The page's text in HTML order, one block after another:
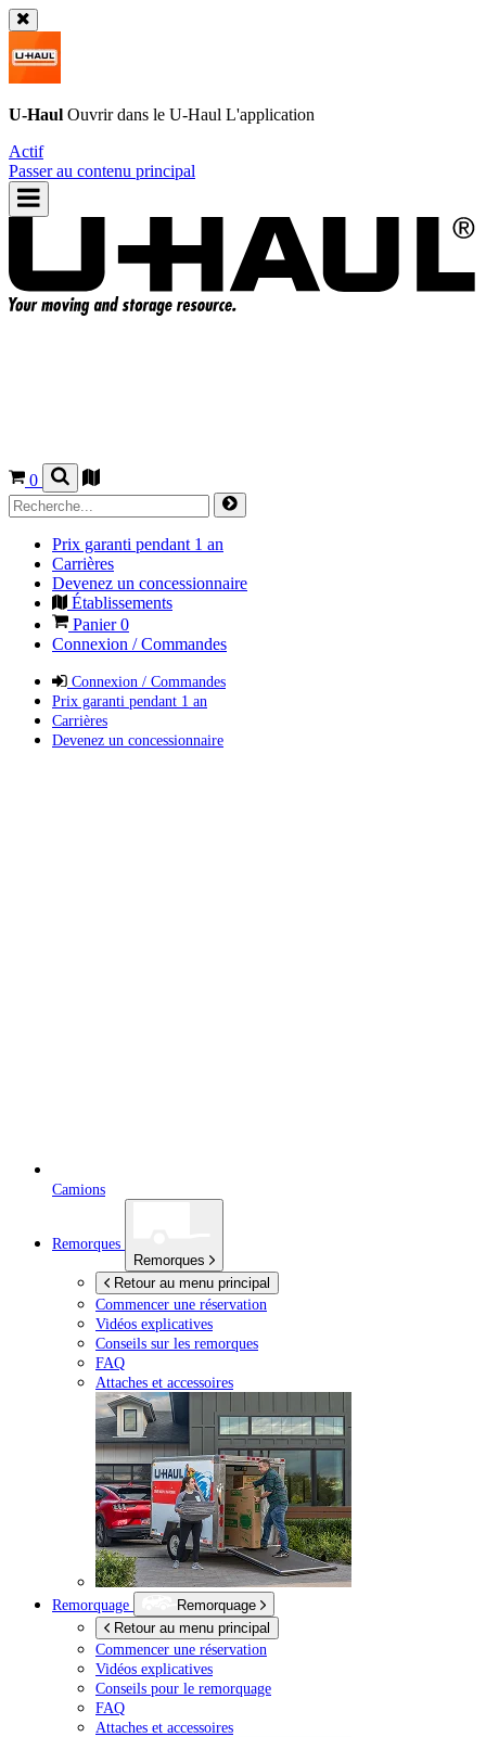
U-Haul Ouvrir dans le U-Haul L'application
Actif
Passer au contenu principal
0
Prix garanti pendant 1 an
Carrières
Devenez un concessionnaire
Établissements
Panier0
Connexion / Commandes
Connexion / Commandes
Prix garanti pendant 1 an
Carrières
Devenez un concessionnaire
Camions
Remorques
Remorques
Retour au menu principal
Commencer une réservation
Vidéos explicatives
Conseils sur les remorques
FAQ
Attaches et accessoires
Remorquage
Remorquage
Retour au menu principal
Commencer une réservation
Vidéos explicatives
Conseils pour le remorquage
FAQ
Attaches et accessoires